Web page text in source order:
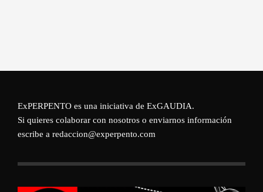
ExPERPENTO es una iniciativa de ExGAUDIA.
Si quieres colaborar con nosotros o enviarnos información
escribe a redaccion@experpento.com